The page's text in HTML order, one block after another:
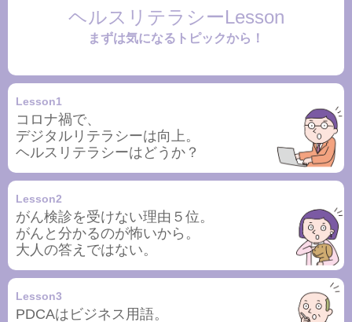
ヘルスリテラシーLesson
まずは気になるトピックから！
Lesson1
コロナ禍で、
デジタルリテラシーは向上。
ヘルスリテラシーはどうか？
Lesson2
がん検診を受けない理由５位。
がんと分かるのが怖いから。
大人の答えではない。
Lesson3
PDCAはビジネス用語。